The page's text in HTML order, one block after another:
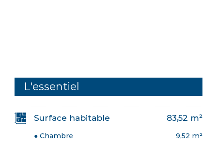
L'essentiel
Surface habitable 83,52 m²
● Chambre
9,52 m²